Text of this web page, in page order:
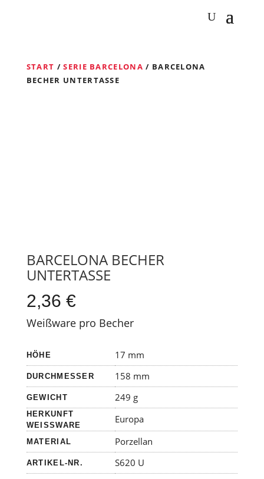
START /SERIE BARCELONA / BARCELONA
BECHER UNTERTASSE
BARCELONA BECHER
UNTERTASSE
2,36 €
Weißware pro Becher
HÖHE 17 mm
DURCHMESSER 158 mm
GEWICHT 249 g
HERKUNFT
WEISSWARE
Europa
MATERIAL Porzellan
ARTIKEL-NR. S620 U